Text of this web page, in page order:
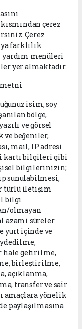
çerez
Çerez
farklılık
yardım menüleri
yer almaktadır.
isim, soy
bölge,
ve görsel
ve beğeniler,
mail, IP adresi
kartı bilgileri gibi
bilgilerinizin;
sunulabilmesi,
türlü iletişim
bilgi
olmayan
azami süreler
yurt içinde ve
hale getirilme,
birleştirilme,
açıklanma,
transfer ve sair
amaçlara yönelik
paylaşılmasına